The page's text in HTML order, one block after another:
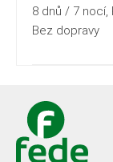
8 dnů / 7 nocí,
Bez dopravy